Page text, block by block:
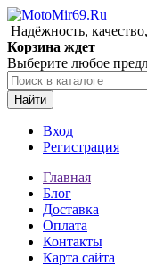
Надёжность,
Корзина ждет
Выберите любое
Найти
Вход
Регистрация
Главная
Блог
Доставка
Оплата
Контакты
Карта сайта